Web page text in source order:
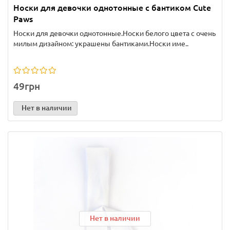
Носки для девочки однотонные с бантиком Cute
Paws
Носки для девочки однотонные.Носки белого цвета с очень
милым дизайном: украшены бантиками.Носки име..
49грн
Нет в наличии
Нет в наличии